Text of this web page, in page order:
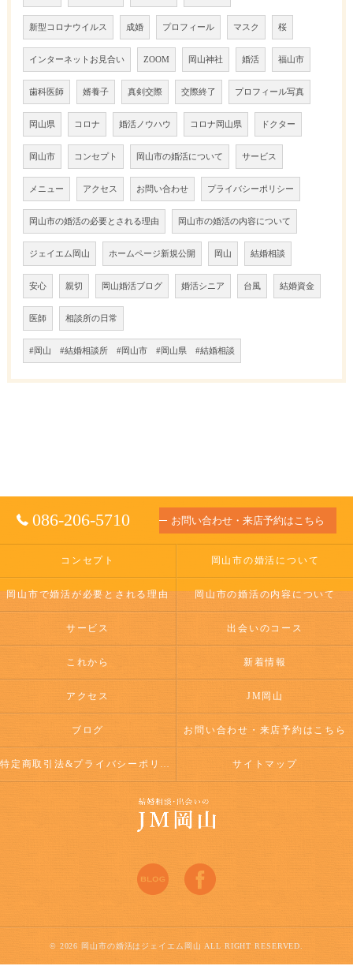
新型コロナウイルス 成婚 プロフィール マスク 桜
インターネットお見合い ZOOM 岡山神社 婚活 福山市
歯科医師 婿養子 真剣交際 交際終了 プロフィール写真
岡山県 コロナ 婚活ノウハウ コロナ岡山県 ドクター
岡山市 コンセプト 岡山市の婚活について サービス
メニュー アクセス お問い合わせ プライバシーポリシー
岡山市の婚活の必要とされる理由 岡山市の婚活の内容について
ジェイエム岡山 ホームページ新規公開 岡山 結婚相談
安心 親切 岡山婚活ブログ 婚活シニア 台風 結婚資金
医師 相談所の日常
#岡山 #結婚相談所 #岡山市 #岡山県 #結婚相談
086-206-5710 お問い合わせ・来店予約はこちら
コンセプト 岡山市の婚活について
岡山市で婚活が必要とされる理由 岡山市の婚活の内容について
サービス 出会いのコース
これから 新着情報
アクセス JM岡山
ブログ お問い合わせ・来店予約はこちら
特定商取引法&プライバシーポリシー サイトマップ
© 2026 岡山市の婚活はジェイエム岡山 ALL RIGHT RESERVED.